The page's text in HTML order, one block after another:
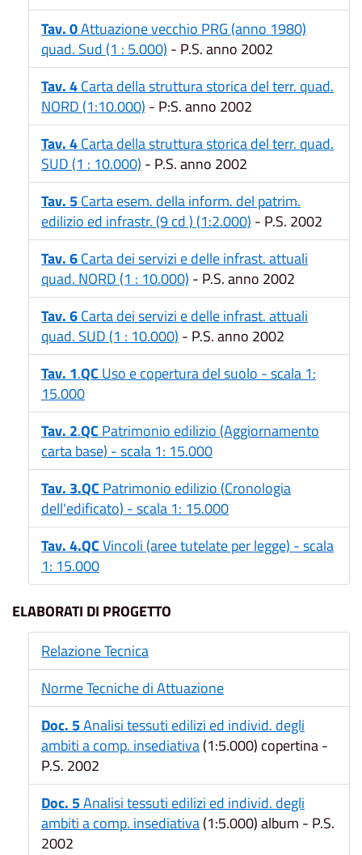
Tav. 0Attuazione vecchio PRG (anno 1980)
quad. Sud (1 : 5.000) - P.S. anno 2002
Tav. 4Carta della struttura storica del terr. quad.
NORD (1:10.000) - P:S. anno 2002
Tav. 4Carta della struttura storica del terr. quad.
SUD (1 : 10.000) - P.S. anno 2002
Tav. 5Carta esem. della inform. del patrim.
edilizio ed infrastr. (9 cd ) (1:2.000) - P.S. 2002
Tav. 6Carta dei servizi e delle infrast. attuali
quad. NORD (1 : 10.000) - P.S. anno 2002
Tav. 6Carta dei servizi e delle infrast. attuali
quad. SUD (1 : 10.000) - P.S. anno 2002
Tav. 1.QC Uso e copertura del suolo - scala 1:
15.000
Tav. 2.QC Patrimonio edilizio (Aggiornamento
carta base) - scala 1: 15.000
Tav. 3.QC Patrimonio edilizio (Cronologia
dell'edificato) - scala 1: 15.000
Tav. 4.QCVincoli (aree tutelate per legge) - scala
1: 15.000
ELABORATI DI PROGETTO
Relazione Tecnica
Norme Tecniche di Attuazione
Doc. 5Analisi tessuti edilizi ed individ. degli
ambiti a comp. insediativa(1:5.000) copertina -
P.S. 2002
Doc. 5Analisi tessuti edilizi ed individ. degli
ambiti a comp. insediativa(1:5.000) album - P.S.
2002